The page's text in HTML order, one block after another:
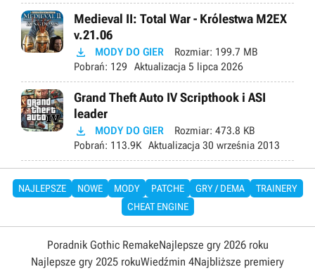
Medieval II: Total War - Królestwa M2EX
v.21.06
 MODY DO GIER Rozmiar: 199.7 MB
Pobrań: 129 Aktualizacja 5 lipca 2026
Grand Theft Auto IV Scripthook i ASI
leader
 MODY DO GIER Rozmiar: 473.8 KB
Pobrań: 113.9K Aktualizacja 30 września 2013
NAJLEPSZE NOWE MODY PATCHE GRY / DEMA
TRAINERY
CHEAT ENGINE
Poradnik Gothic RemakeNajlepsze gry 2026 roku
Najlepsze gry 2025 rokuWiedźmin 4Najbliższe premiery